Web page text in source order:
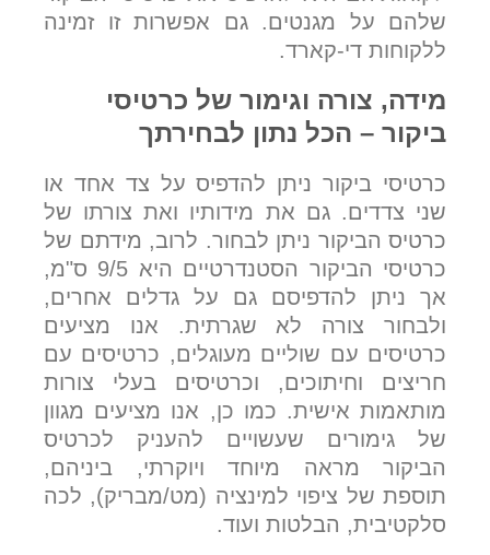
שלהם על מגנטים. גם אפשרות זו זמינה
ללקוחות די-קארד.
מידה, צורה וגימור של כרטיסי
ביקור – הכל נתון לבחירתך
כרטיסי ביקור ניתן להדפיס על צד אחד או
שני צדדים. גם את מידותיו ואת צורתו של
כרטיס הביקור ניתן לבחור. לרוב, מידתם של
כרטיסי הביקור הסטנדרטיים היא 9/5 ס"מ,
אך ניתן להדפיסם גם על גדלים אחרים,
ולבחור צורה לא שגרתית. אנו מציעים
כרטיסים עם שוליים מעוגלים, כרטיסים עם
חריצים וחיתוכים, וכרטיסים בעלי צורות
מותאמות אישית. כמו כן, אנו מציעים מגוון
של גימורים שעשויים להעניק לכרטיס
הביקור מראה מיוחד ויוקרתי, ביניהם,
תוספת של ציפוי למינציה (מט/מבריק), לכה
סלקטיבית, הבלטות ועוד.